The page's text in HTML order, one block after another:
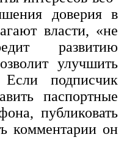
доверия в
власти, «не
развитию
улучшить
подписчик
паспортные
публиковать
комментарии он